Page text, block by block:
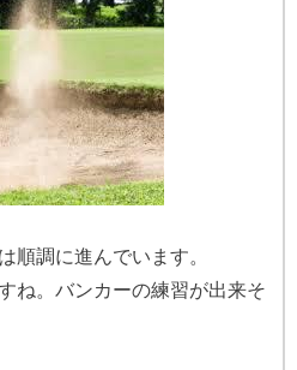
順調に進んでいます。
ね。バンカーの練習が出来そ